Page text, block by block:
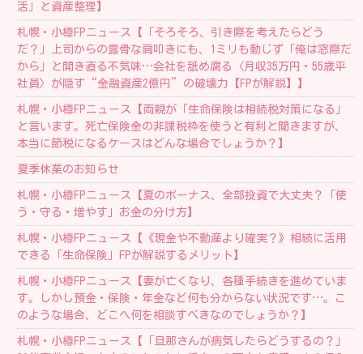
活」と資産整理】
札幌・小樽FPニュース【「そろそろ、引き際を考えたらどう
だ？」上司からの露骨な肩叩きにも、1ミリも動じず「俺は窓際だ
から」と開き直る不気味…会社を舐め腐る〈月収35万円・55歳平
社員〉が隠す“金融資産2億円”の破壊力【FPが解説】】
札幌・小樽FPニュース【両親が「生命保険は相続税対策になる」
と言います。死亡保険金の非課税枠を使うと有利と聞きますが、
本当に節税になるケースはどんな場合でしょうか？】
夏季休業のお知らせ
札幌・小樽FPニュース【夏のボーナス、全部投資で大丈夫？「使
う・守る・増やす」お金の分け方】
札幌・小樽FPニュース【《現金や不動産より確実？》相続に活用
できる「生命保険」FPが解説するメリット】
札幌・小樽FPニュース【妻が亡くなり、各種手続きを進めていま
す。しかし預金・保険・年金など何も分からない状況です…。こ
のような場合、どこへ何を相談すべきなのでしょうか？】
札幌・小樽FPニュース【「旦那さんが病気したらどうするの？」